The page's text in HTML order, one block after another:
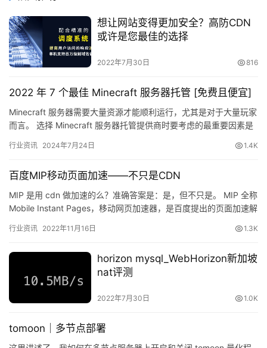
区
优
速
盾
动
态
登录 注册
想让网站变得更加安全？高防CDN
或许是您最佳的选择
2022年7月30日 816
2022 年 7 个最佳 Minecraft 服务器托管 [免费且便宜]
Minecraft 服务器需要大量资源才能顺利运行，尤其是对于大量玩家
而言。 选择 Minecraft 服务器托管提供商时要考虑的最重要因素是
行业资讯 2024年7月24日 1.4K
百度MIP移动页面加速——不只是CDN
MIP 是用 cdn 做加速的么？准确答案是：是，但不只是。 MIP 全称
Mobile Instant Pages，移动网页加速器，是百度提出的页面加速解
行业资讯 2022年11月16日 1.3K
horizon mysql_WebHorizon新加坡
nat评测
2022年7月30日 1.0K
tomoon｜多节点部署